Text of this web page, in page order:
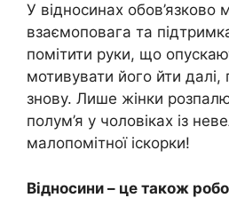
У відносинах обов’язково
взаємоповага та
помітити руки, що
мотивувати його йти далі,
знову. Лише жінки
полум’я у чоловіках із
малопомітної іскорки!
Відносини – це також